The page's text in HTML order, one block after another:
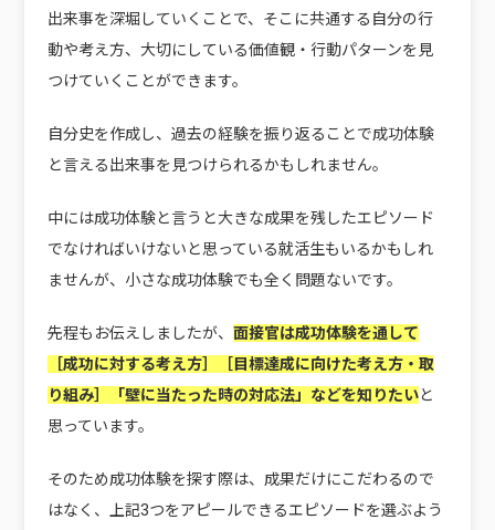
出来事を深堀していくことで、そこに共通する自分の行
動や考え方、大切にしている価値観・行動パターンを見
つけていくことができます。
自分史を作成し、過去の経験を振り返ることで成功体験
と言える出来事を見つけられるかもしれません。
中には成功体験と言うと大きな成果を残したエピソード
でなければいけないと思っている就活生もいるかもしれ
ませんが、小さな成功体験でも全く問題ないです。
先程もお伝えしましたが、 面接官は成功体験を通して
［成功に対する考え方］［目標達成に向けた考え方・取
り組み］「壁に当たった時の対応法」などを知りたいと
思っています。
そのため成功体験を探す際は、成果だけにこだわるので
はなく、上記3つをアピールできるエピソードを選ぶよう